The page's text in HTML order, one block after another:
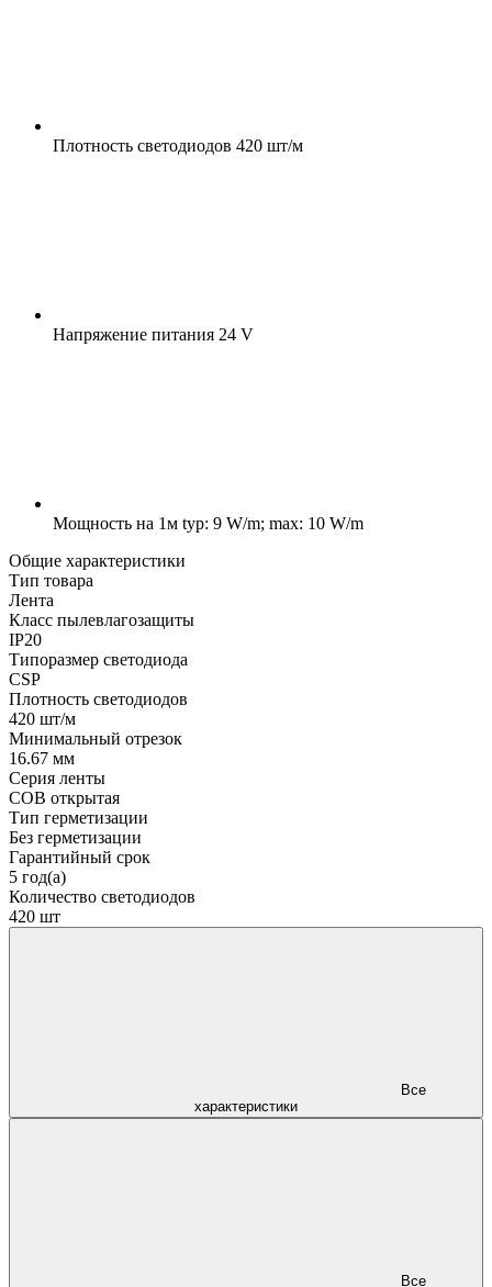
Плотность светодиодов 420 шт/м
Напряжение питания 24 V
Мощность на 1м typ: 9 W/m; max: 10 W/m
Общие характеристики
Тип товара
Лента
Класс пылевлагозащиты
IP20
Типоразмер светодиода
CSP
Плотность светодиодов
420 шт/м
Минимальный отрезок
16.67 мм
Серия ленты
COB открытая
Тип герметизации
Без герметизации
Гарантийный срок
5 год(а)
Количество светодиодов
420 шт
характеристики